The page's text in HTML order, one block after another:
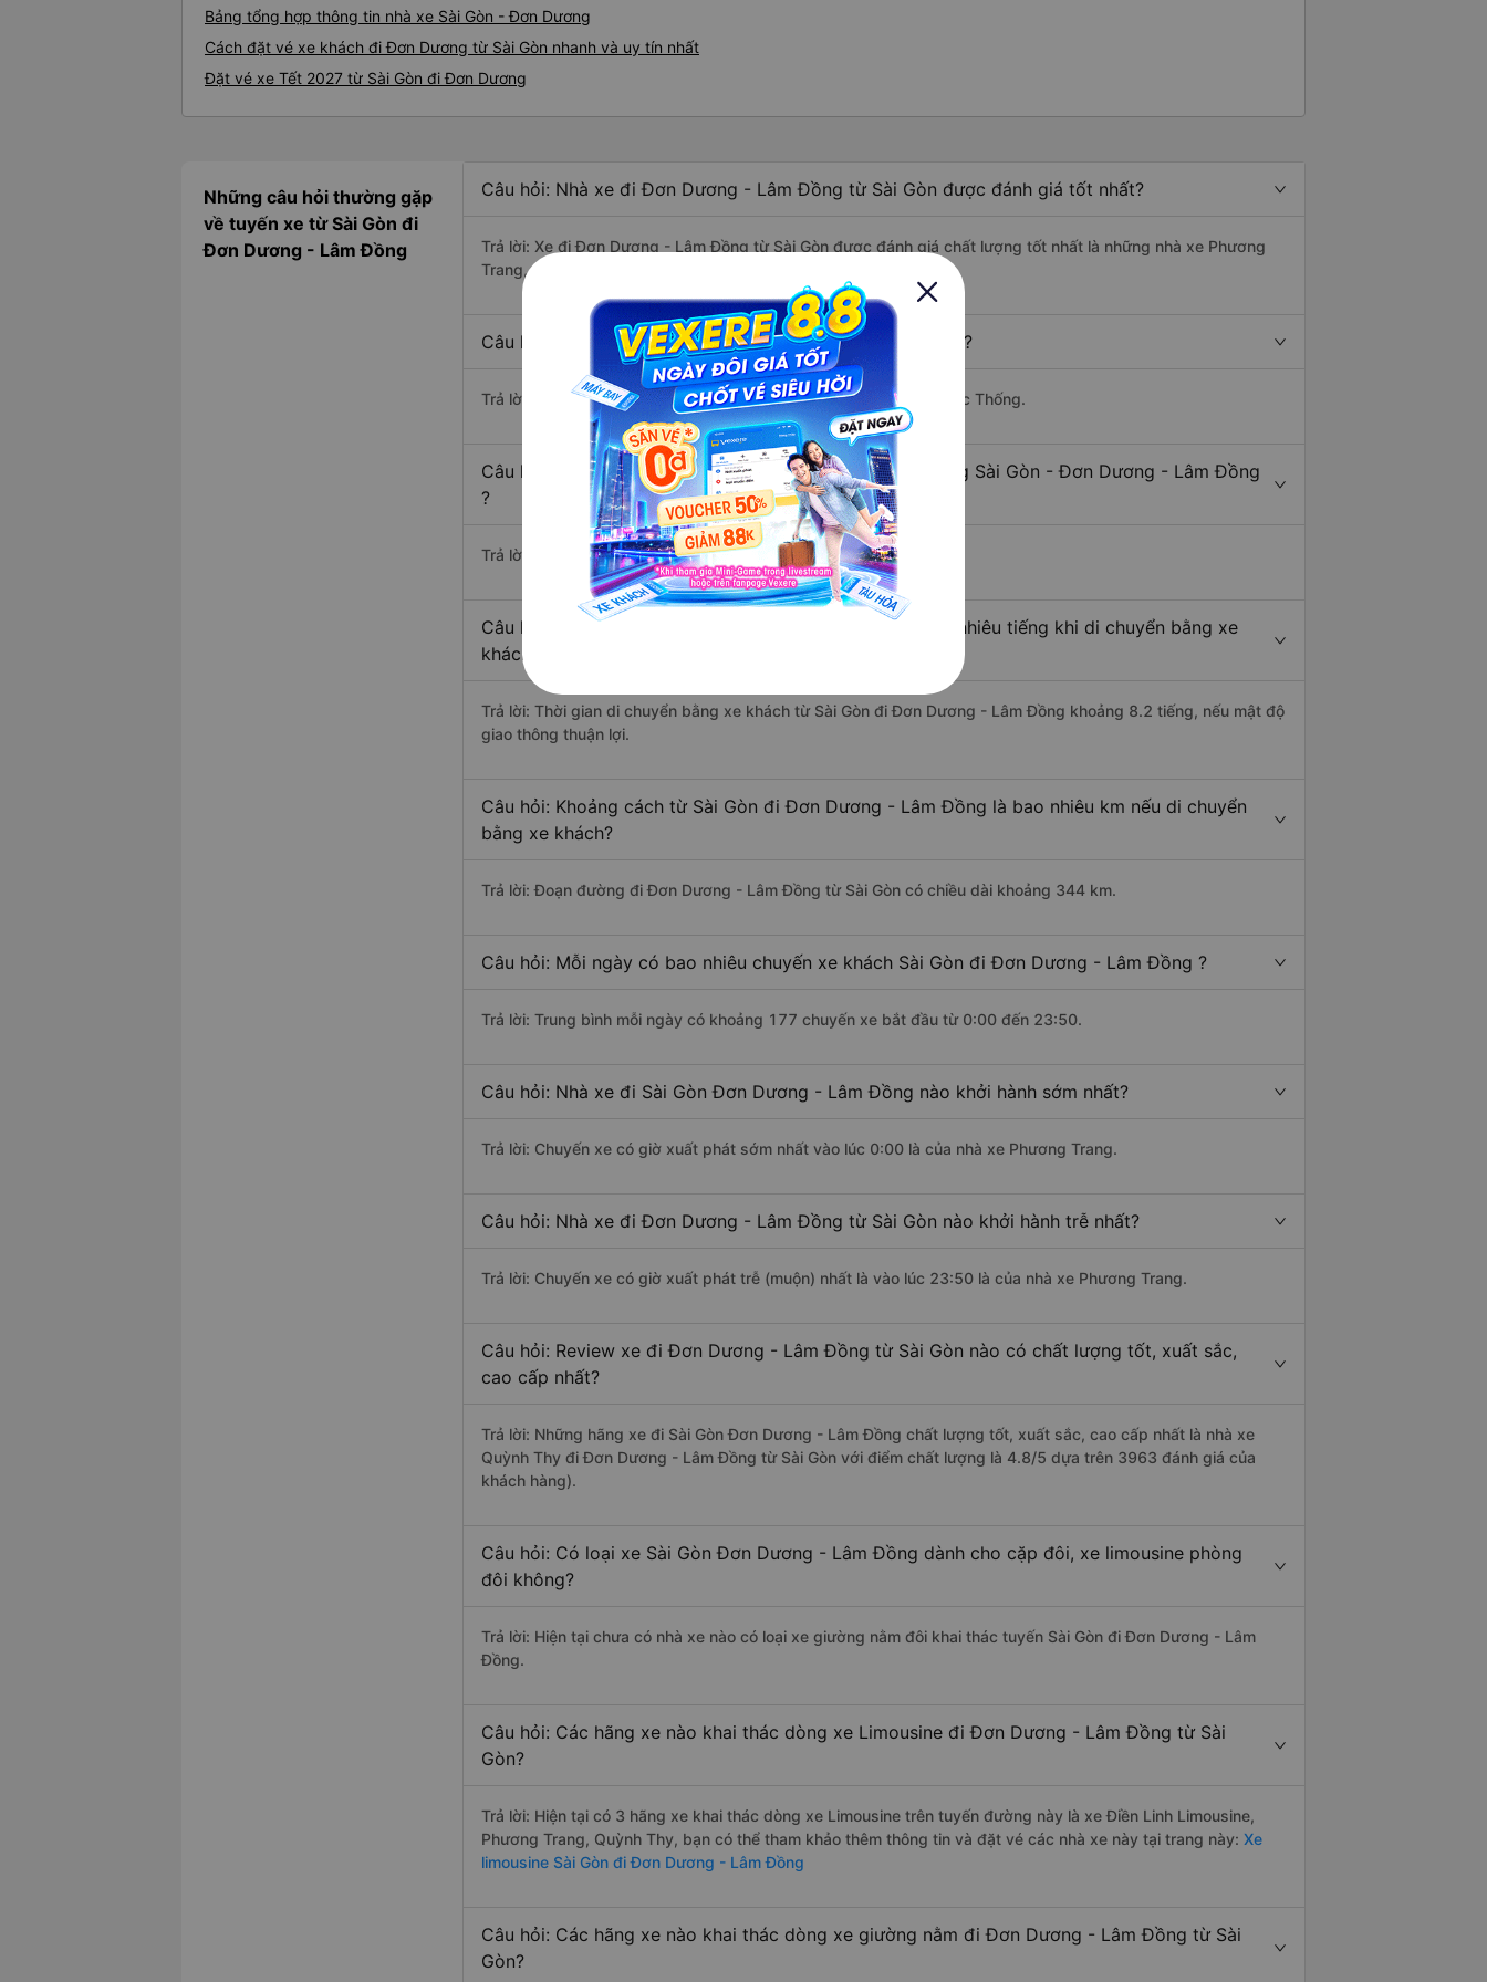
Bảng tổng hợp thông tin nhà xe Sài Gòn - Đơn Dương
Cách đặt vé xe khách đi Đơn Dương từ Sài Gòn nhanh và uy tín nhất
Đặt vé xe Tết 2027 từ Sài Gòn đi Đơn Dương
Những câu hỏi thường gặp
về tuyến xe từ Sài Gòn đi
Đơn Dương - Lâm Đồng
Câu hỏi: Nhà xe đi Đơn Dương - Lâm Đồng từ Sài Gòn được đánh giá tốt nhất?
Trả lời: Xe đi Đơn Dương - Lâm Đồng từ Sài Gòn được đánh giá chất lượng tốt nhất là những nhà xe Phương
Trang, Điền Linh Limousine, Quốc Thống.
Câu hỏi: Xe nào đi Đơn Dương - Lâm Đồng có giá rẻ nhất?
Trả lời: Vé xe rẻ nhất có mức giá là 200.000 đồng của nhà xe Quốc Thống.
Câu hỏi: Có bao nhiêu nhà xe đang khai thác tuyến đường Sài Gòn - Đơn Dương - Lâm Đồng
?
Trả lời: Hiện tại có 4 nhà xe khai thác tuyến đường.
Câu hỏi: Từ Sài Gòn đi Đơn Dương - Lâm Đồng mất bao nhiêu tiếng khi di chuyển bằng xe
khách?
Trả lời: Thời gian di chuyển bằng xe khách từ Sài Gòn đi Đơn Dương - Lâm Đồng khoảng 8.2 tiếng, nếu mật độ
giao thông thuận lợi.
Câu hỏi: Khoảng cách từ Sài Gòn đi Đơn Dương - Lâm Đồng là bao nhiêu km nếu di chuyển
bằng xe khách?
Trả lời: Đoạn đường đi Đơn Dương - Lâm Đồng từ Sài Gòn có chiều dài khoảng 344 km.
Câu hỏi: Mỗi ngày có bao nhiêu chuyến xe khách Sài Gòn đi Đơn Dương - Lâm Đồng ?
Trả lời: Trung bình mỗi ngày có khoảng 177 chuyến xe bắt đầu từ 0:00 đến 23:50.
Câu hỏi: Nhà xe đi Sài Gòn Đơn Dương - Lâm Đồng nào khởi hành sớm nhất?
Trả lời: Chuyến xe có giờ xuất phát sớm nhất vào lúc 0:00 là của nhà xe Phương Trang.
Câu hỏi: Nhà xe đi Đơn Dương - Lâm Đồng từ Sài Gòn nào khởi hành trễ nhất?
Trả lời: Chuyến xe có giờ xuất phát trễ (muộn) nhất là vào lúc 23:50 là của nhà xe Phương Trang.
Câu hỏi: Review xe đi Đơn Dương - Lâm Đồng từ Sài Gòn nào có chất lượng tốt, xuất sắc,
cao cấp nhất?
Trả lời: Những hãng xe đi Sài Gòn Đơn Dương - Lâm Đồng chất lượng tốt, xuất sắc, cao cấp nhất là nhà xe
Quỳnh Thy đi Đơn Dương - Lâm Đồng từ Sài Gòn với điểm chất lượng là 4.8/5 dựa trên 3963 đánh giá của
khách hàng).
Câu hỏi: Có loại xe Sài Gòn Đơn Dương - Lâm Đồng dành cho cặp đôi, xe limousine phòng
đôi không?
Trả lời: Hiện tại chưa có nhà xe nào có loại xe giường nằm đôi khai thác tuyến Sài Gòn đi Đơn Dương - Lâm
Đồng.
Câu hỏi: Các hãng xe nào khai thác dòng xe Limousine đi Đơn Dương - Lâm Đồng từ Sài
Gòn?
Trả lời: Hiện tại có 3 hãng xe khai thác dòng xe Limousine trên tuyến đường này là xe Điền Linh Limousine,
Phương Trang, Quỳnh Thy, bạn có thể tham khảo thêm thông tin và đặt vé các nhà xe này tại trang này: Xe
limousine Sài Gòn đi Đơn Dương - Lâm Đồng
Câu hỏi: Các hãng xe nào khai thác dòng xe giường nằm đi Đơn Dương - Lâm Đồng từ Sài
Gòn?